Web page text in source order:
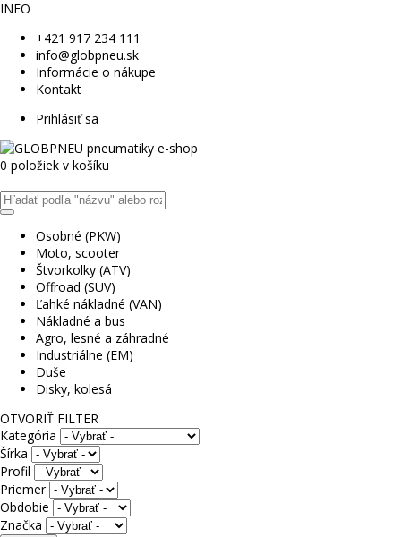
INFO
+421 917 234 111
info@globpneu.sk
Informácie o nákupe
Kontakt
Prihlásiť sa
0 položiek v košíku
Osobné (PKW)
Moto, scooter
Štvorkolky (ATV)
Offroad (SUV)
Ľahké nákladné (VAN)
Nákladné a bus
Agro, lesné a záhradné
Industriálne (EM)
Duše
Disky, kolesá
OTVORIŤ FILTER
Kategória
Šírka
Profil
Priemer
Obdobie
Značka